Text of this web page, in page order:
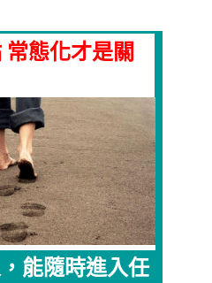
態化才是關
能隨時進入任